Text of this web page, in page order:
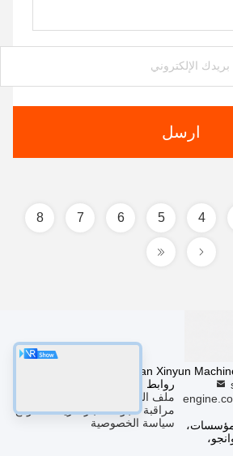
ارسل
4
5
6
7
8
Fujian Xinyun
المؤسسات،
روابط سريعة
ملف الشركة
مراقبة الجودة أخبار خريطة الموقع
سياسة الخصوصية